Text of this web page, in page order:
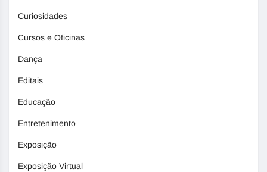
Curiosidades
Cursos e Oficinas
Dança
Editais
Educação
Entretenimento
Exposição
Exposição Virtual